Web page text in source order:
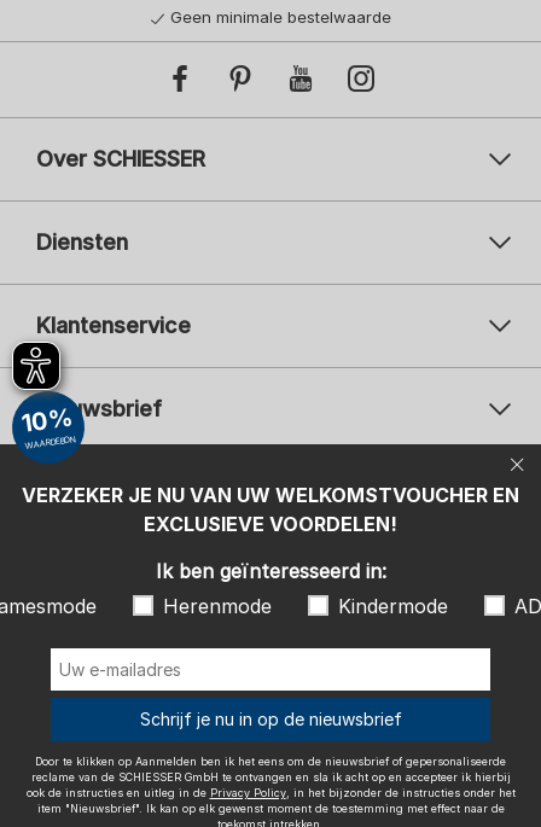
Geen minimale bestelwaarde
Over SCHIESSER
Diensten
Klantenservice
Nieuwsbrief
Uw
Uw e-mailadres
Aanmelden
Herenmode
ADIDAS
Door te klikken op Aanmelden ben ik het eens om de nieuwsbrief of
gepersonaliseerde reclame van de SCHIESSER GmbH te ontvangen en
sla ik acht op en accepteer ik hierbij ook de instructies en uitleg in de
, in het bijzonder de instructies onder het item
effect naar de toekomst intrekken.
Betaalwijzen
Wij bezorgen met
VERZEKER JE NU VAN UW WELKOMSTVOUCHER EN
EXCLUSIEVE VOORDELEN!
10%
WAARDEBON
Ik ben geïnteresseerd in:
Herenmode Kindermode
Schrijf je nu in op de nieuwsbrief
Door te klikken op Aanmelden ben ik het eens om de nieuwsbrief of gepersonaliseerde
reclame van de SCHIESSER GmbH te ontvangen en sla ik acht op en accepteer ik hierbij
ook de instructies en uitleg in de Privacy Policy, in het bijzonder de instructies onder het
item "Nieuwsbrief". Ik kan op elk gewenst moment de toestemming met effect naar de
toekomst intrekken.